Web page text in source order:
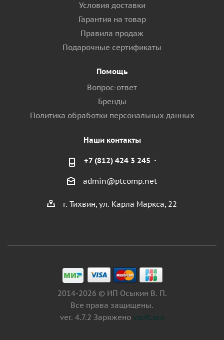
Условия доставки
Гарантия на товар
Правила продаж
Подарочные сертификаты
Помощь
Вопрос-ответ
Бренды
Политика обработки персональных данных
Наши контакты
+7 (812) 424 3 245
admin@ptcomp.net
г. Тихвин, ул. Карла Маркса, 22
2014-2026 © ИП Осыкин В. П.
Все права защищены.
ver. 4.7.2 Заряжено vsoft.pro